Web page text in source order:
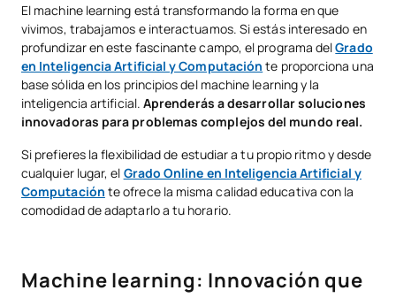
El machine learning está transformando la forma en que
vivimos, trabajamos e interactuamos. Si estás interesado en
profundizar en este fascinante campo, el programa delGrado
en Inteligencia Artificial y Computación te proporciona una
base sólida en los principios del machine learning y la
inteligencia artificial.Aprenderás a desarrollar soluciones
innovadoras para problemas complejos del mundo real.
Si prefieres la flexibilidad de estudiar a tu propio ritmo y desde
cualquier lugar, el Grado Online en Inteligencia Artificial y
Computación te ofrece la misma calidad educativa con la
comodidad de adaptarlo a tu horario.
Machine learning: Innovación que